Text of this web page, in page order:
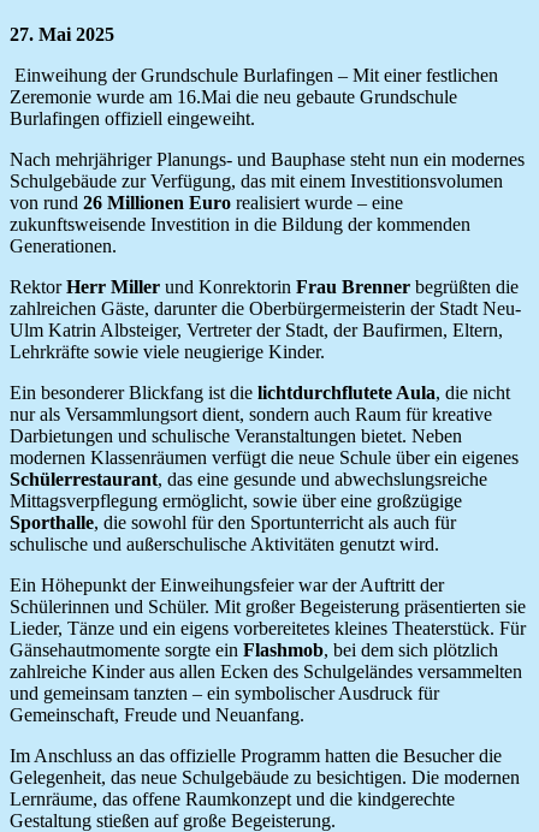
27. Mai 2025
Einweihung der Grundschule Burlafingen – Mit einer festlichen
Zeremonie wurde am 16.Mai die neu gebaute Grundschule
Burlafingen offiziell eingeweiht.
Nach mehrjähriger Planungs- und Bauphase steht nun ein modernes
Schulgebäude zur Verfügung, das mit einem Investitionsvolumen
von rund 26 Millionen Euro realisiert wurde – eine
zukunftsweisende Investition in die Bildung der kommenden
Generationen.
RektorHerr Miller und Konrektorin Frau Brenner begrüßten die
zahlreichen Gäste, darunter die Oberbürgermeisterin der Stadt Neu-
Ulm Katrin Albsteiger, Vertreter der Stadt, der Baufirmen, Eltern,
Lehrkräfte sowie viele neugierige Kinder.
Ein besonderer Blickfang ist die lichtdurchflutete Aula, die nicht
nur als Versammlungsort dient, sondern auch Raum für kreative
Darbietungen und schulische Veranstaltungen bietet. Neben
modernen Klassenräumen verfügt die neue Schule über ein eigenes
Schülerrestaurant, das eine gesunde und abwechslungsreiche
Mittagsverpflegung ermöglicht, sowie über eine großzügige
Sporthalle, die sowohl für den Sportunterricht als auch für
schulische und außerschulische Aktivitäten genutzt wird.
Ein Höhepunkt der Einweihungsfeier war der Auftritt der
Schülerinnen und Schüler. Mit großer Begeisterung präsentierten sie
Lieder, Tänze und ein eigens vorbereitetes kleines Theaterstück. Für
Gänsehautmomente sorgte ein Flashmob, bei dem sich plötzlich
zahlreiche Kinder aus allen Ecken des Schulgeländes versammelten
und gemeinsam tanzten – ein symbolischer Ausdruck für
Gemeinschaft, Freude und Neuanfang.
Im Anschluss an das offizielle Programm hatten die Besucher die
Gelegenheit, das neue Schulgebäude zu besichtigen. Die modernen
Lernräume, das offene Raumkonzept und die kindgerechte
Gestaltung stießen auf große Begeisterung.